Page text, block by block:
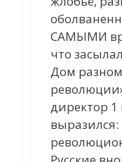
САМЫМИ
что
Дом
директор 1